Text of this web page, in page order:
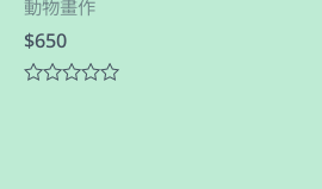
動物畫作
$650